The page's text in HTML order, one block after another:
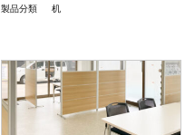
製品分類
机